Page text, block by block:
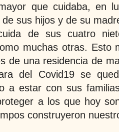
que cuidaba, en
sus hijos y de su
de sus cuatro
muchas otras. Esto
de una residencia de
del Covid19 se
a estar con sus
a los que hoy
construyeron